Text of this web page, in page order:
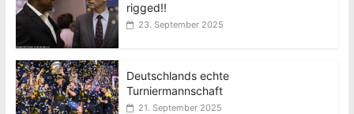
rigged!!
23. September 2025
Deutschlands echte
Turniermannschaft
21. September 2025